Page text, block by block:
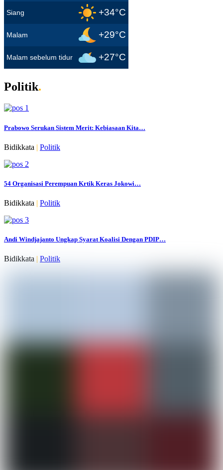
Siang +34°C
Malam +29°C
Malam sebelum tidur +27°C
Politik.
Prabowo Serukan Sistem Merit: Kebiasaan Kita…
Bidikkata | Politik
54 Organisasi Perempuan Krtik Keras Jokowi…
Bidikkata | Politik
Andi Windjajanto Ungkap Syarat Koalisi Dengan PDIP…
Bidikkata | Politik